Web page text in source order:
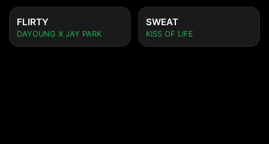
FLIRTY
DAYOUNG X JAY PARK
SWEAT
KISS OF LIFE